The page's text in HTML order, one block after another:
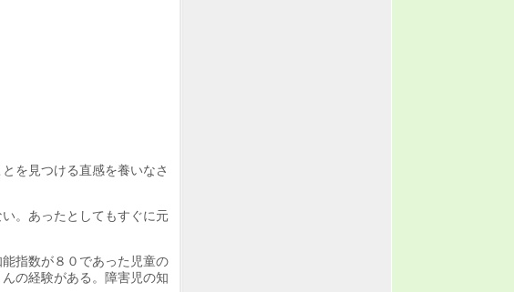
を見つける直感を養いなさ
。あったとしてもすぐに元
指数が８０であった児童の
の経験がある。障害児の知